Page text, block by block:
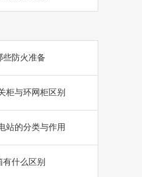
些防火准备
柜与环网柜区别
站的分类与作用
什么区别